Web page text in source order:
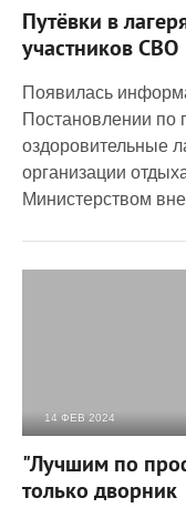
Путёвки в
участников СВО
Появилась
Постановлении по
оздоровительные
организации
Министерством
14 ФЕВ 2024
"Лучшим по
только дворник